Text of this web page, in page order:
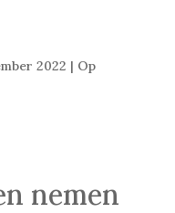
2022 | Op
nemen